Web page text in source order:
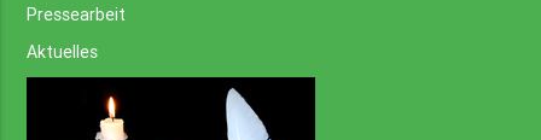
Pressearbeit
Aktuelles